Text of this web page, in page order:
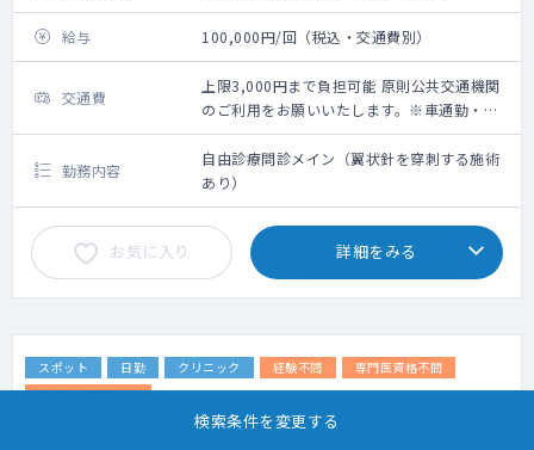
給与 100,000円/回（税込・交通費別）
交通費
上限3,000円まで負担可能 原則公共交通機関
のご利用をお願いいたします。※車通勤・タ
クシー利用要相談
勤務内容
自由診療問診メイン（翼状針を穿刺する施術
あり）
お気に入り 詳細をみる
スポット 日勤 クリニック 経験不問
専門医資格不問
専攻医・専修医可
検索条件を変更する